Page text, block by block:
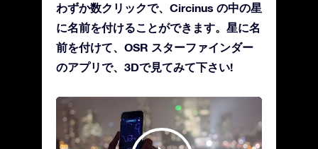
わずか数クリックで、Circinus の中の星
に名前を付けることができます。星に名
前を付けて、OSR スターファインダー
のアプリで、3Dで見てみて下さい!